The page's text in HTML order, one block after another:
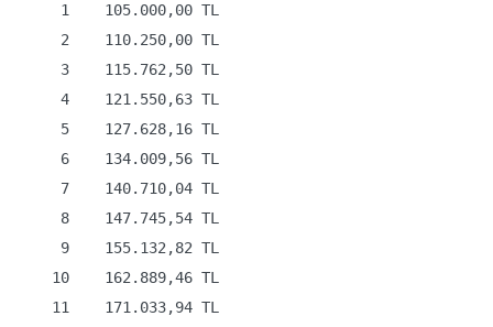
     1    105.000,00 TL
     2    110.250,00 TL
     3    115.762,50 TL
     4    121.550,63 TL
     5    127.628,16 TL
     6    134.009,56 TL
     7    140.710,04 TL
     8    147.745,54 TL
     9    155.132,82 TL
    10    162.889,46 TL
    11    171.033,94 TL